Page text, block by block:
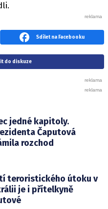
Sdílet na Facebooku
do diskuze
jedné kapitoly.
Čaputová
rozchod
teroristického útoku v
je i přítelkyně